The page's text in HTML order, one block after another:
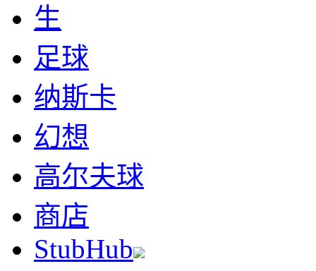
生
足球
纳斯卡
幻想
高尔夫球
商店
StubHub